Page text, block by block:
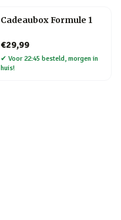
Cadeaubox Formule 1
€29,99
✔ Voor 22:45 besteld, morgen in
huis!